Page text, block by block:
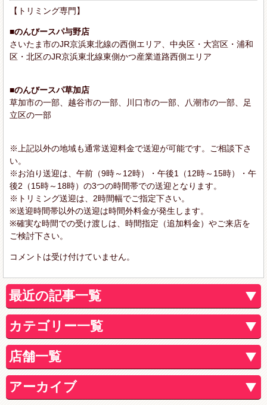
【トリミング専門】
■のんびースパ与野店
さいたま市のJR京浜東北線の西側エリア、中央区・大宮区・浦和
区・北区のJR京浜東北線東側かつ産業道路西側エリア
■のんびースパ草加店
草加市の一部、越谷市の一部、川口市の一部、八潮市の一部、足
立区の一部
※上記以外の地域も通常送迎料金で送迎が可能です。ご相談下さ
い。
※お泊り送迎は、午前（9時～12時）・午後1（12時～15時）・午
後2（15時～18時）の3つの時間帯での送迎となります。
※トリミング送迎は、2時間幅でご指定下さい。
※送迎時間帯以外の送迎は時間外料金が発生します。
※確実な時間での受け渡しは、時間指定（追加料金）やご来店を
ご検討下さい。
コメントは受け付けていません。
最近の記事一覧
カテゴリー一覧
店舗一覧
アーカイブ